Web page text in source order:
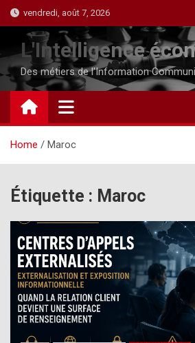
Skip
to
content
vendredi, août 7, 2026
L'Intelligence
Des métiers de l'Information
Home Maroc
Étiquette : Maroc